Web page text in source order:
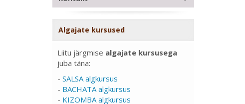
Algajate kursused
Liitu järgmise algajate kursusega
juba täna:
- SALSA algkursus
- BACHATA algkursus
- KIZOMBA algkursus